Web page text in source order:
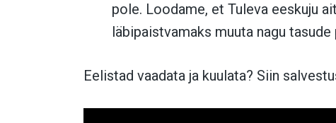
pole. Loodame, et Tuleva eeskuju
läbipaistvamaks muuta nagu tasude
Eelistad vaadata ja kuulata? Siin